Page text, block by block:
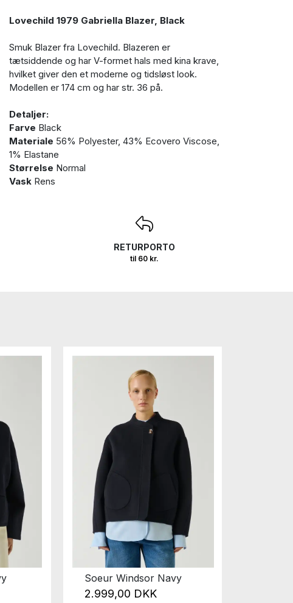
Lovechild 1979 Gabriella Blazer, Black
Smuk Blazer fra Lovechild. Blazeren er
tætsiddende og har V-formet hals med kina krave,
hvilket giver den et moderne og tidsløst look.
Modellen er 174 cm og har str. 36 på.
Detaljer:
Farve Black
Materiale 56% Polyester, 43% Ecovero Viscose,
1% Elastane
Størrelse Normal
Vask Rens
RETURPORTO
til 60 kr.
Soeur Windsor Navy
2.999,00 DKK